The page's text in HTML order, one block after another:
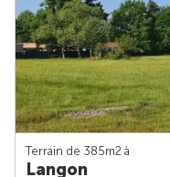
Terrain de 385m2 à
Langon